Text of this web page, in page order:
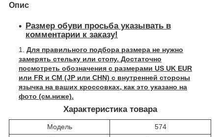
Опис
Размер обуви просьба указывать в
комментарии к заказу!
Для правильного подбора размера не нужно
замерять стельку или стопу. Достаточно
посмотреть обозначения с размерами US UK EUR
или FR и СМ (JP или CHN) с внутренней стороны
язычка на ваших кроссовках, как это указано на
фото (см.ниже).
Характеристика товара
Модель
574